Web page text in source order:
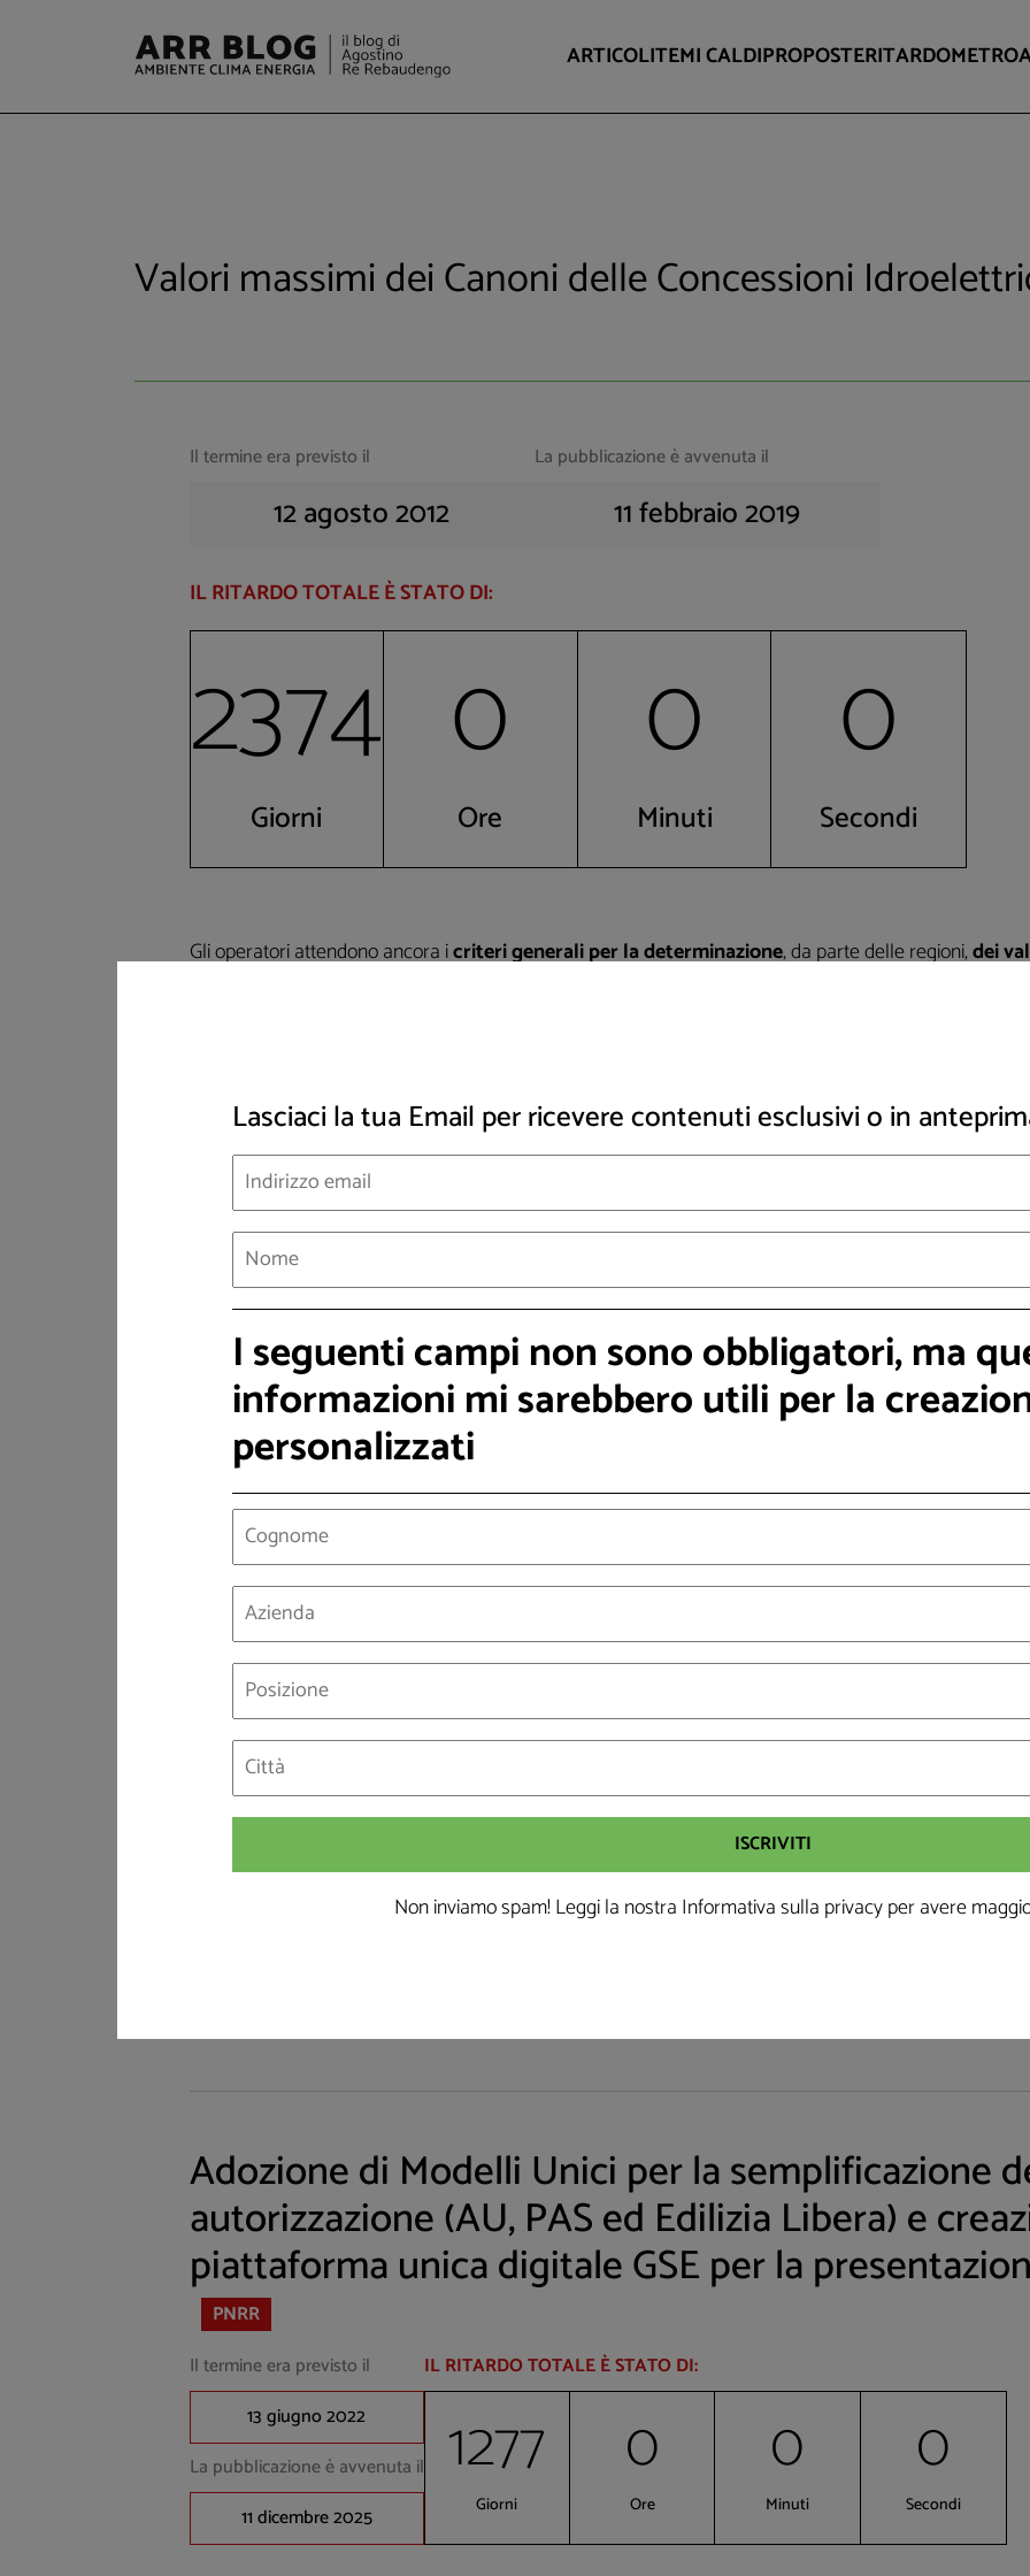
ARTICOLITEMI CALDIPROPOSTERITARDOMETRO
Valori massimi dei Canoni delle Concessioni
Il termine era previsto il
12 agosto 2012
La pubblicazione è avvenuta il
11 febbraio 2019
IL RITARDO TOTALE È STATO DI:
2374
Giorni
0
Ore
0
Minuti
0
Secondi
Gli operatori attendono ancora icriteri generali per la determinazione, da parte delle regioni,dei
delle concessioni di grandi derivazioni d’acqua a scopo idroelettrico (art. 11 quater, comma 1-ter), che
RITARDOMETRO
Aste competitive per gli impianti esistenti
Il termine era previsto il
29 aprile 2025
IL RITARDO È DI:
465 3 38 42
Recepimento della RED III
568 0 0 0
Adozione di Modelli Unici per la semplificazione
autorizzazione (AU, PAS ed Edilizia Libera) e
piattaforma unica digitale GSE per la
PNRR
Il termine era previsto il
13 giugno 2022
La pubblicazione è avvenuta il
11 dicembre 2025
IL RITARDO TOTALE È STATO DI:
1277
Giorni
0
Ore
0
Minuti
0
Secondi
Lasciaci la tua Email per ricevere contenuti esclusivi o in
I seguenti campi non sono obbligatori, ma
informazioni mi sarebbero utili per la
personalizzati
Non inviamo spam! Leggi la nostra Informativa sulla privacyper avere